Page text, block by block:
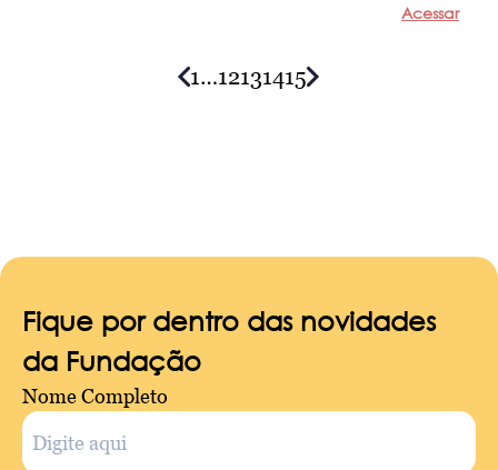
Acessar
1…12131415
Fique por dentro das novidades
da Fundação
Nome Completo